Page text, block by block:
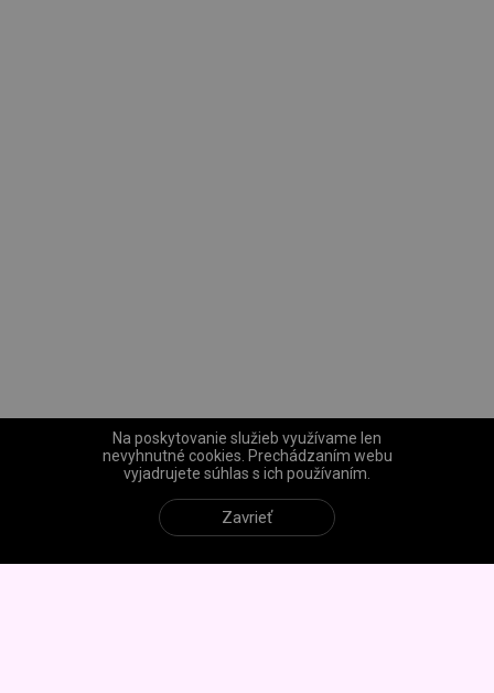
Na poskytovanie služieb využívame len
nevyhnutné cookies. Prechádzaním webu
vyjadrujete súhlas s ich používaním.
Zavrieť